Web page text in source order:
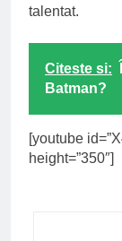
talentat.
Citeste si:
Batman?
[youtube
height=”350″]